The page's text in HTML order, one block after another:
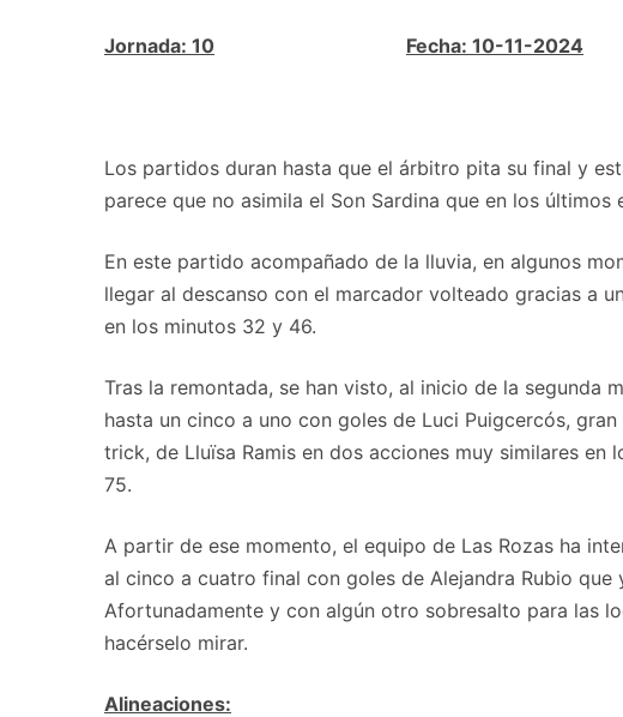
Jornada: 10 Fecha: 10-11-2024
Los partidos duran hasta que el árbitro pita su final y
parece que no asimila el Son Sardina que en los
En este partido acompañado de la lluvia, en algunos
llegar al descanso con el marcador volteado gracias a
en los minutos 32 y 46.
Tras la remontada, se han visto, al inicio de la segunda
hasta un cinco a uno con goles de Luci Puigcercós,
trick, de Lluïsa Ramis en dos acciones muy similares
75.
A partir de ese momento, el equipo de Las Rozas ha
al cinco a cuatro final con goles de Alejandra Rubio
Afortunadamente y con algún otro sobresalto para las
hacérselo mirar.
Alineaciones: